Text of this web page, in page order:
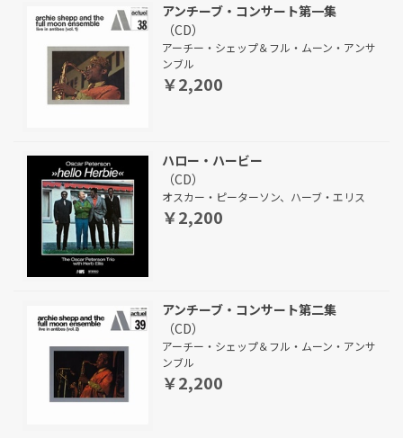
アンチーブ・コンサート第一集
（CD）
アーチー・シェップ＆フル・ムーン・アンサ
ンブル
￥2,200
ハロー・ハービー
（CD）
オスカー・ピーターソン、ハーブ・エリス
￥2,200
アンチーブ・コンサート第二集
（CD）
アーチー・シェップ＆フル・ムーン・アンサ
ンブル
￥2,200